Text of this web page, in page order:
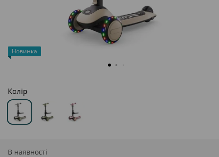
Новинка
Колір
В наявності